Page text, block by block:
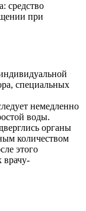
средство
при
специальных
немедленно
воды.
органы
количеством
этого
врачу-